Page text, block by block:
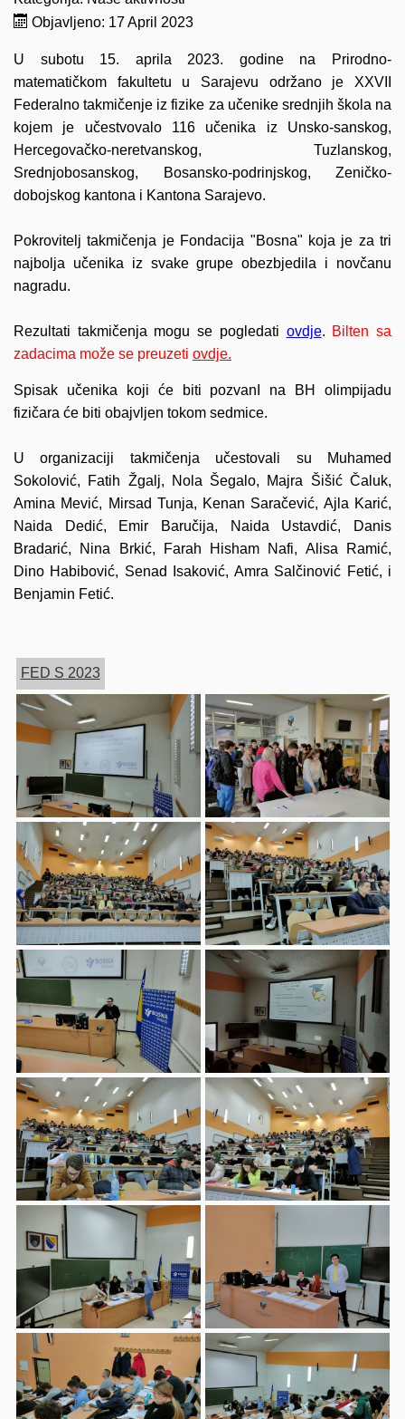
Objavljeno: 17 April 2023
U subotu 15. aprila 2023. godine na Prirodno-
matematičkom fakultetu u Sarajevu održano je XXVII
Federalno takmičenje iz fizike za učenike srednjih škola na
kojem je učestvovalo 116 učenika iz Unsko-sanskog,
Hercegovačko-neretvanskog, Tuzlanskog,
Srednjobosanskog, Bosansko-podrinjskog, Zeničko-
dobojskog kantona i Kantona Sarajevo.
Pokrovitelj takmičenja je Fondacija "Bosna" koja je za tri
najbolja učenika iz svake grupe obezbjedila i novčanu
nagradu.
Rezultati takmičenja mogu se pogledati ovdje. Bilten sa
zadacima može se preuzeti ovdje.
Spisak učenika koji će biti pozvanI na BH olimpijadu
fizičara će biti obajvljen tokom sedmice.
U organizaciji takmičenja učestovali su
Muhamed
Sokolović, Fatih Žgalj, Nola Šegalo, Majra Šišić Čaluk,
Amina Mević, Mirsad Tunja, Kenan Saračević, Ajla Karić,
Naida Dedić, Emir Baručija, Naida Ustavdić, Danis
Bradarić, Nina Brkić, Farah Hisham Nafi, Alisa Ramić,
Dino Habibović, Senad Isaković, Amra Salčinović Fetić, i
Benjamin Fetić.
FED S 2023